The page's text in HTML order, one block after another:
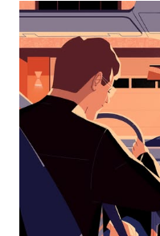
작
면
아
래
화
살
표
러
날